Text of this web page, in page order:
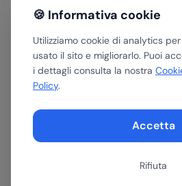
🍪 Informativa cookie
Utilizziamo cookie di analytics
usato il sito e migliorarlo. Puoi
i dettagli consulta la nostra
Policy.
Accetta
Rifiuta
Dall'AI Literacy di base ai
manager e team operativi.
Soluzioni AI custom
per i processi specifici di
Frosinone,
opera.